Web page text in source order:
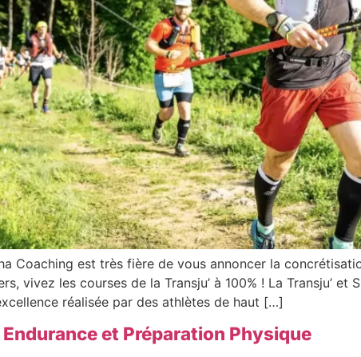
Coaching est très fière de vous annoncer la
vivez les courses de la Transju’ à 100% ! La Transju’
réalisée par des athlètes de haut […]
et Préparation Physique